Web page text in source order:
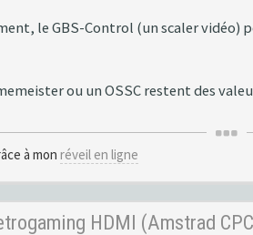
le GBS-Control (un scaler
ou un OSSC restent des
à monréveil en ligne
HDMI (Amstrad